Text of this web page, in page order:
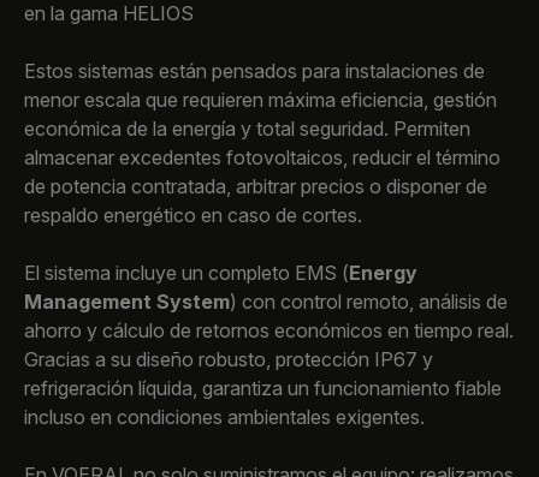
en la gama HELIOS
Estos sistemas están pensados para instalaciones de
menor escala que requieren máxima eficiencia, gestión
económica de la energía y total seguridad. Permiten
almacenar excedentes fotovoltaicos, reducir el término
de potencia contratada, arbitrar precios o disponer de
respaldo energético en caso de cortes.
El sistema incluye un completo EMS (Energy
Management System) con control remoto, análisis de
ahorro y cálculo de retornos económicos en tiempo real.
Gracias a su diseño robusto, protección IP67 y
refrigeración líquida, garantiza un funcionamiento fiable
incluso en condiciones ambientales exigentes.